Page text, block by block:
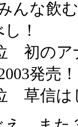
んな飲
！
のアナ
発売
草信は